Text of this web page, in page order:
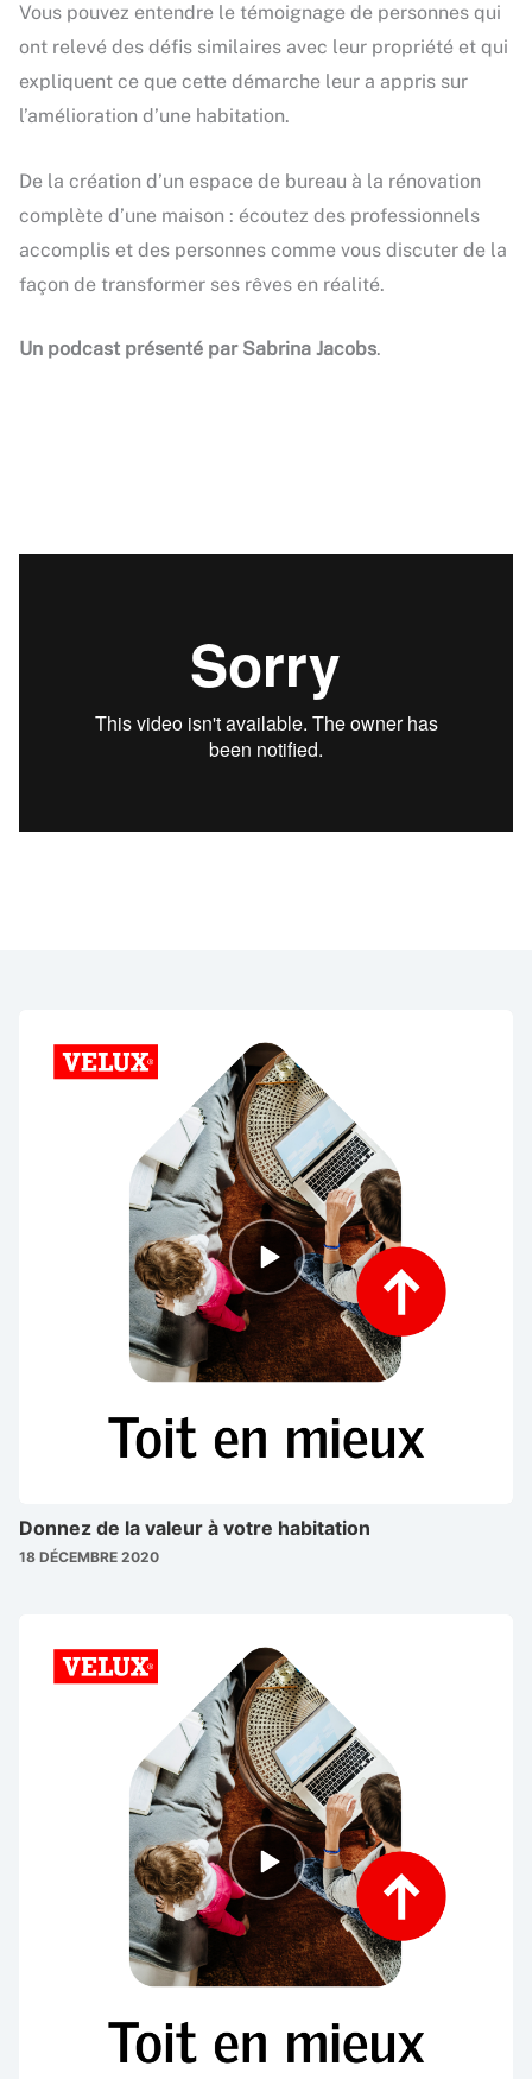
Vous pouvez entendre le témoignage de personnes qui
ont relevé des défis similaires avec leur propriété et qui
expliquent ce que cette démarche leur a appris sur
l’amélioration d’une habitation.
De la création d’un espace de bureau à la rénovation
complète d’une maison : écoutez des professionnels
accomplis et des personnes comme vous discuter de la
façon de transformer ses rêves en réalité.
Un podcast présenté par Sabrina Jacobs.
Episode
play
icon
Donnez de la valeur à votre habitation
18 DÉCEMBRE 2020
Episode
play
icon